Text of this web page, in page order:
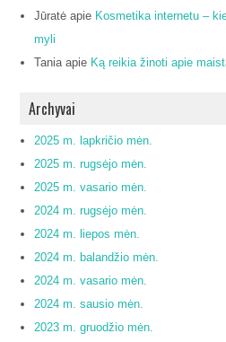
Jūratė apie Kosmetika internetu –
myli
Taniaapie Ką reikia žinoti apie
Archyvai
2025 m. lapkričio mėn.
2025 m. rugsėjo mėn.
2025 m. vasario mėn.
2024 m. rugsėjo mėn.
2024 m. liepos mėn.
2024 m. balandžio mėn.
2024 m. vasario mėn.
2024 m. sausio mėn.
2023 m. gruodžio mėn.